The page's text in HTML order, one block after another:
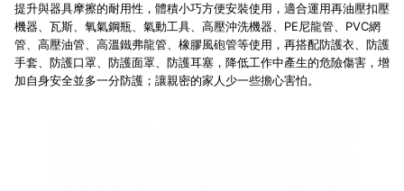
提升與器具摩擦的耐用性，體積小巧方便安裝使用，適合運用再油壓扣壓
機器、瓦斯、氧氣鋼瓶、氣動工具、高壓沖洗機器、PE尼龍管、PVC網
管、高壓油管、高溫鐵弗龍管、橡膠風砲管等使用，再搭配防護衣、防護
手套、防護口罩、防護面罩、防護耳塞，降低工作中產生的危險傷害，增
加自身安全並多一分防護；讓親密的家人少一些擔心害怕。